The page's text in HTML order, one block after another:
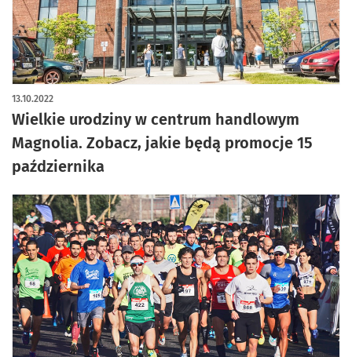
Wielkie urodziny w centrum handlowym
Magnolia. Zobacz, jakie będą promocje 15
października
13.10.2022